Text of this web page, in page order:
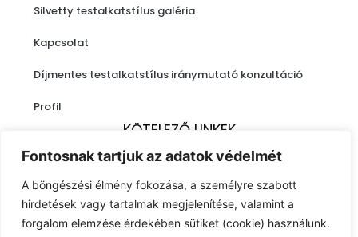
Fontosnak tartjuk az adatok védelmét
A böngészési élmény fokozása, a személyre szabott
hirdetések vagy tartalmak megjelenítése, valamint a
forgalom elemzése érdekében sütiket (cookie) használunk.
Silvetty testalkatstílus galéria
Kapcsolat
Díjmentes testalkatstílus iránymutató konzultáció
Profil
KÖTELEZŐ LINKEK
Impresszum
Adatkezelési nyilatkozat
ÁSZF